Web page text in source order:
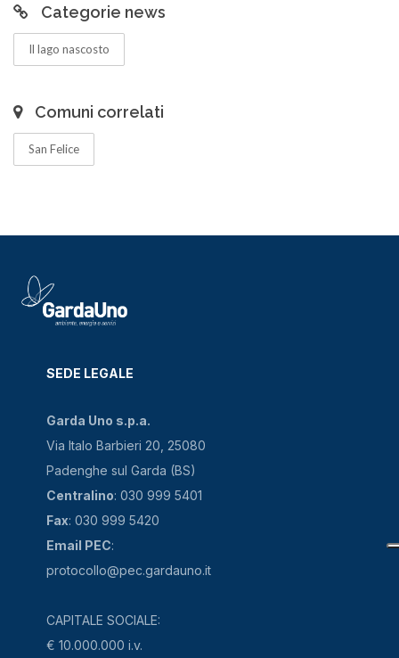
Categorie news
Il lago nascosto
Comuni correlati
San Felice
SEDE LEGALE
Garda Uno s.p.a.
Via Italo Barbieri 20, 25080
Padenghe sul Garda (BS)
Centralino: 030 999 5401
Fax: 030 999 5420
Email PEC:
protocollo@pec.gardauno.it
CAPITALE SOCIALE:
€ 10.000.000 i.v.